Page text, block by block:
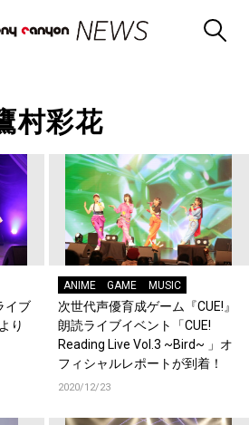
村彩花
イブ
り
ANIME GAME MUSIC
次世代声優育成ゲーム『CUE!』
朗読ライブイベント「CUE!
Reading Live Vol.3 ~Bird~ 」オ
フィシャルレポートが到着！
2020/12/23